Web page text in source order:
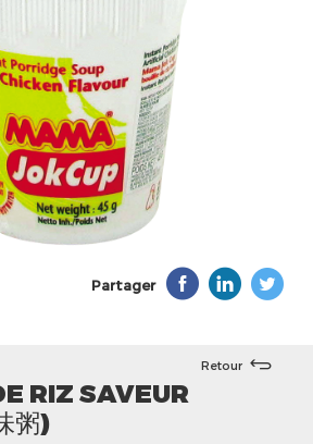
Partager
Retour
RIZ SAVEUR
粥)